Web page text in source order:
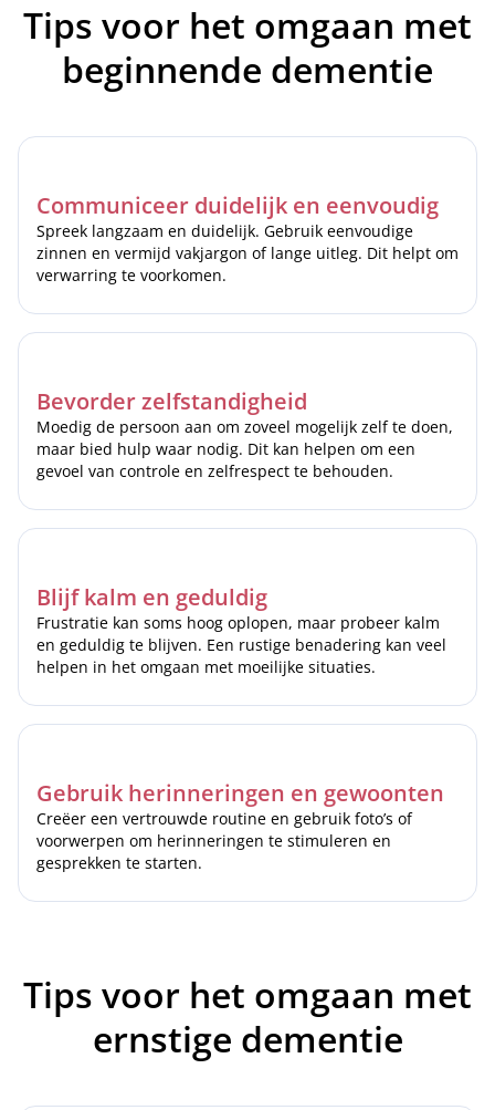
Tips voor het omgaan met
beginnende dementie
Communiceer duidelijk en eenvoudig
Spreek langzaam en duidelijk. Gebruik eenvoudige
zinnen en vermijd vakjargon of lange uitleg. Dit helpt om
verwarring te voorkomen.
Bevorder zelfstandigheid
Moedig de persoon aan om zoveel mogelijk zelf te doen,
maar bied hulp waar nodig. Dit kan helpen om een
gevoel van controle en zelfrespect te behouden.
Blijf kalm en geduldig
Frustratie kan soms hoog oplopen, maar probeer kalm
en geduldig te blijven. Een rustige benadering kan veel
helpen in het omgaan met moeilijke situaties.
Gebruik herinneringen en gewoonten
Creëer een vertrouwde routine en gebruik foto’s of
voorwerpen om herinneringen te stimuleren en
gesprekken te starten.
Tips voor het omgaan met
ernstige dementie